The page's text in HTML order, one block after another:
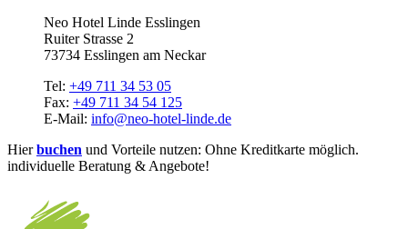
Neo Hotel Linde Esslingen
Ruiter Strasse 2
73734 Esslingen am Neckar
Tel: +49 711 34 53 05
Fax: +49 711 34 54 125
E-Mail: info@neo-hotel-linde.de
Hierbuchen und Vorteile nutzen: Ohne Kreditkarte möglich.
individuelle Beratung & Angebote!